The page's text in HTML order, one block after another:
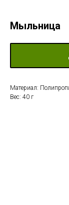
Мыльница
Материал:
Вес: 40 г